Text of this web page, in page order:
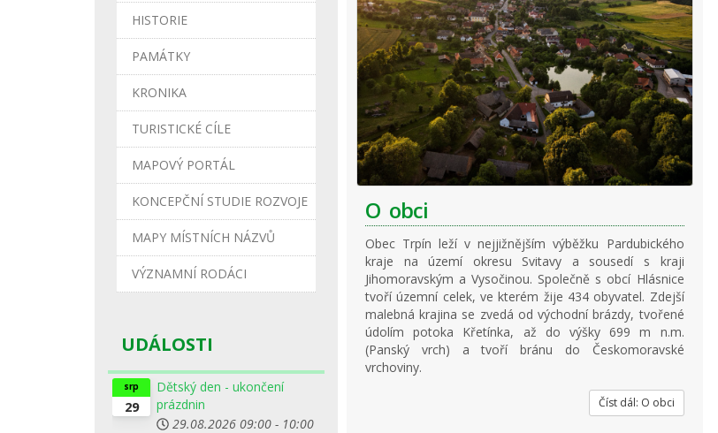
HISTORIE
PAMÁTKY
KRONIKA
TURISTICKÉ CÍLE
MAPOVÝ PORTÁL
KONCEPČNÍ STUDIE ROZVOJE
MAPY MÍSTNÍCH NÁZVŮ
VÝZNAMNÍ RODÁCI
UDÁLOSTI
29
srp
Dětský den - ukončení
prázdnin
29.08.2026 09:00 - 10:00
O obci
Obec Trpín leží v nejjižnějším výběžku Pardubického
kraje na území okresu Svitavy a sousedí s kraji
Jihomoravským a Vysočinou. Společně s obcí Hlásnice
tvoří územní celek, ve kterém žije 434 obyvatel. Zdejší
malebná krajina se zvedá od východní brázdy, tvořené
údolím potoka Křetínka, až do výšky 699 m n.m.
(Panský vrch) a tvoří bránu do Českomoravské
vrchoviny.
Číst dál: O obci